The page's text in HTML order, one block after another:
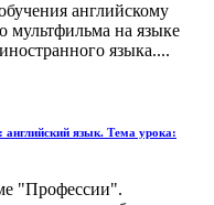
английскому
мультфильма на языке
языка....
английский язык. Тема урока:
"Профессии".